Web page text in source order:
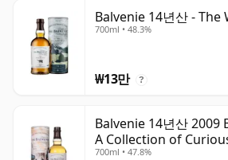
Balvenie 14년산 - The
700ml • 48.3%
₩13만 ?
Balvenie 14년산
A Collection of
700ml • 47.8%